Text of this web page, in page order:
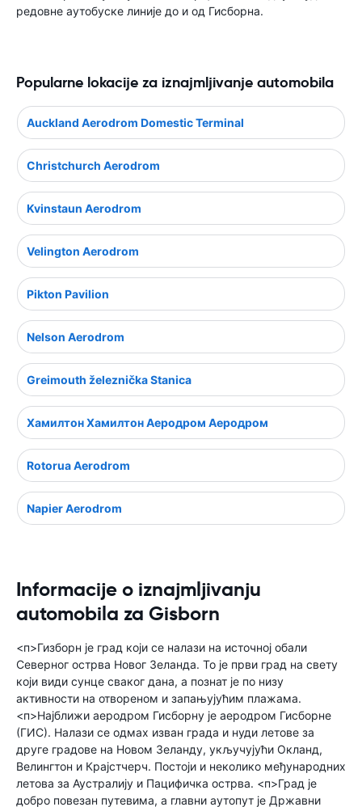
редовне аутобуске линије до и од Гисборна.
Popularne lokacije za iznajmljivanje automobila
Auckland Aerodrom Domestic Terminal
Christchurch Aerodrom
Kvinstaun Aerodrom
Velington Aerodrom
Pikton Pavilion
Nelson Aerodrom
Greimouth železnička Stanica
Хамилтон Хамилтон Аеродром Аеродром
Rotorua Aerodrom
Napier Aerodrom
Informacije o iznajmljivanju
automobila za Gisborn
<п>Гизборн је град који се налази на источној обали
Северног острва Новог Зеланда. То је први град на свету
који види сунце сваког дана, а познат је по низу
активности на отвореном и запањујућим плажама.
<п>Најближи аеродром Гисборну је аеродром Гисборне
(ГИС). Налази се одмах изван града и нуди летове за
друге градове на Новом Зеланду, укључујући Окланд,
Велингтон и Крајстчерч. Постоји и неколико међународних
летова за Аустралију и Пацифичка острва. <п>Град је
добро повезан путевима, а главни аутопут је Државни